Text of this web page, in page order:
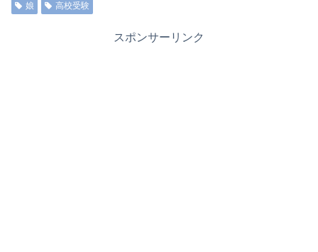
娘 高校受験
スポンサーリンク